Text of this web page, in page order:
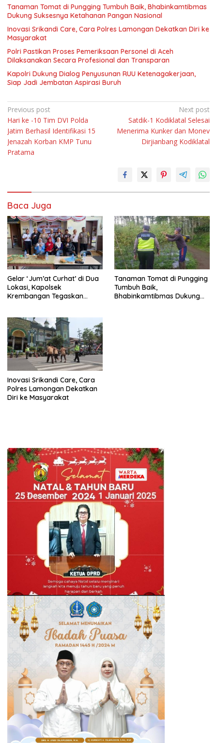
Tanaman Tomat di Pungging Tumbuh Baik, Bhabinkamtibmas
Dukung Suksesnya Ketahanan Pangan Nasional
Inovasi Srikandi Care, Cara Polres Lamongan Dekatkan Diri ke
Masyarakat
Polri Pastikan Proses Pemeriksaan Personel di Aceh
Dilaksanakan Secara Profesional dan Transparan
Kapolri Dukung Dialog Penyusunan RUU Ketenagakerjaan,
Siap Jadi Jembatan Aspirasi Buruh
Navigasi
pos
Previous post
Hari ke -10 Tim DVI Polda
Jatim Berhasil Identifikasi 15
Jenazah Korban KMP Tunu
Pratama
Next post
Satdik-1 Kodiklatal Selesai
Menerima Kunker dan Monev
Dirjianbang Kodiklatal
Baca Juga
Gelar ‘Jum’at Curhat’ di Dua
Lokasi, Kapolsek
Krembangan Tegaskan
Tanaman Tomat di Pungging
Tumbuh Baik,
Bhabinkamtibmas Dukung
Inovasi Srikandi Care, Cara
Polres Lamongan Dekatkan
Diri ke Masyarakat